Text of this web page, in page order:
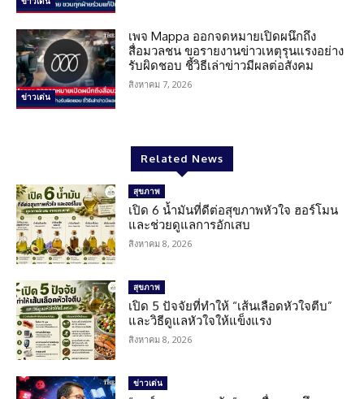
ข่าวเด่น
เพจ Mappa ออกจดหมายเปิดผนึกถึง
สื่อมวลชน ขอรายงานข่าวเหตุรุนแรงอย่าง
รับผิดชอบ ชี้วิธีเล่าข่าวมีผลต่อสังคม
สิงหาคม 7, 2026
Related News
สุขภาพ
เปิด 6 น้ำมันที่ดีต่อสุขภาพหัวใจ ฮอร์โมน
และช่วยดูแลการอักเสบ
สิงหาคม 8, 2026
สุขภาพ
เปิด 5 ปัจจัยที่ทำให้ “เส้นเลือดหัวใจตีบ”
และวิธีดูแลหัวใจให้แข็งแรง
สิงหาคม 8, 2026
ข่าวเด่น